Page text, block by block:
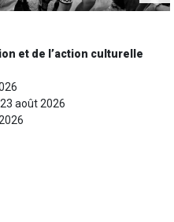
culturelle
En